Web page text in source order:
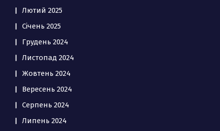
Лютий 2025
Січень 2025
Грудень 2024
Листопад 2024
Жовтень 2024
Вересень 2024
Серпень 2024
Липень 2024